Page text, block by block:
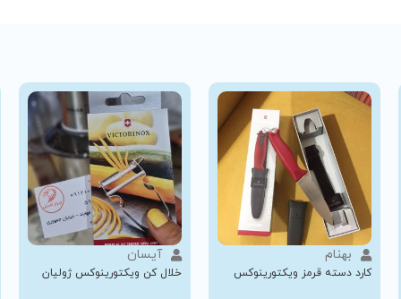
بهنام
کارد دسته قرمز ویکتورینوکس
آیسان
خلال کن ویکتورینوکس ژولیان